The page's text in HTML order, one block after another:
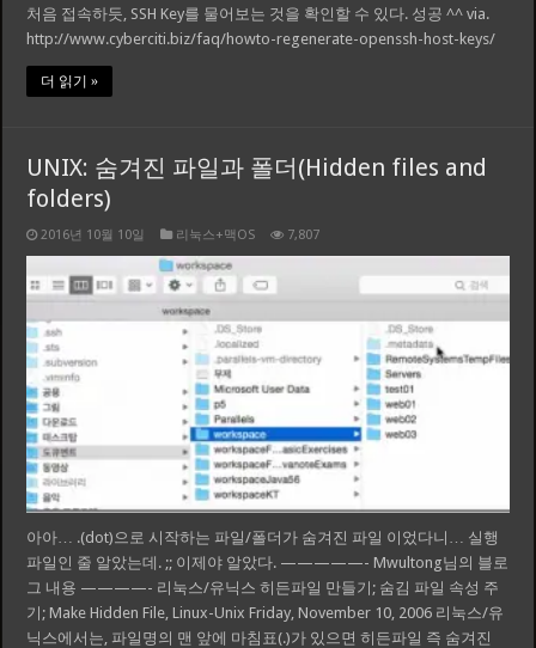
처음 접속하듯, SSH Key를 물어보는 것을 확인할 수 있다. 성공 ^^ via.
http://www.cyberciti.biz/faq/howto-regenerate-openssh-host-keys/
더 읽기 »
UNIX: 숨겨진 파일과 폴더(Hidden files and
folders)
2016년 10월 10일 리눅스+맥OS 7,807
아아… .(dot)으로 시작하는 파일/폴더가 숨겨진 파일 이었다니… 실행
파일인 줄 알았는데. ;; 이제야 알았다. —————- Mwultong님의 블로
그 내용 ————- 리눅스/유닉스 히든파일 만들기; 숨김 파일 속성 주
기; Make Hidden File, Linux-Unix Friday, November 10, 2006 리눅스/유
닉스에서는, 파일명의 맨 앞에 마침표(.)가 있으면 히든파일 즉 숨겨진